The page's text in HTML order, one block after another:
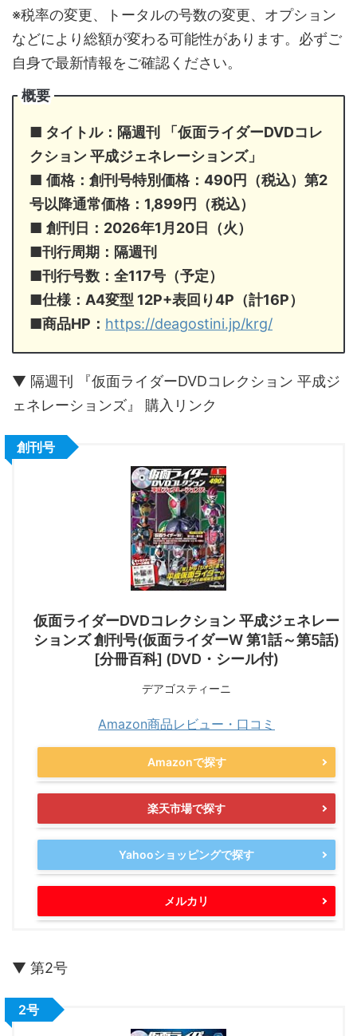
※税率の変更、トータルの号数の変更、オプション
などにより総額が変わる可能性があります。必ずご
自身で最新情報をご確認ください。
概要
■ タイトル：隔週刊 「仮面ライダーDVDコレ
クション 平成ジェネレーションズ」
■ 価格：創刊号特別価格：490円（税込）第2
号以降通常価格：1,899円（税込）
■ 創刊日：2026年1月20日（火）
■刊行周期：隔週刊
■刊行号数：全117号（予定）
■仕様：A4変型 12P+表回り4P（計16P）
■商品HP： https://deagostini.jp/krg/
▼ 隔週刊 『仮面ライダーDVDコレクション 平成ジ
ェネレーションズ』 購入リンク
仮面ライダーDVDコレクション 平成ジェネレー
ションズ 創刊号(仮面ライダーW 第1話～第5話)
[分冊百科] (DVD・シール付)
デアゴスティーニ
Amazon商品レビュー・口コミ
Amazonで探す
楽天市場で探す
Yahooショッピングで探す
メルカリ
創刊号
▼ 第2号
2号